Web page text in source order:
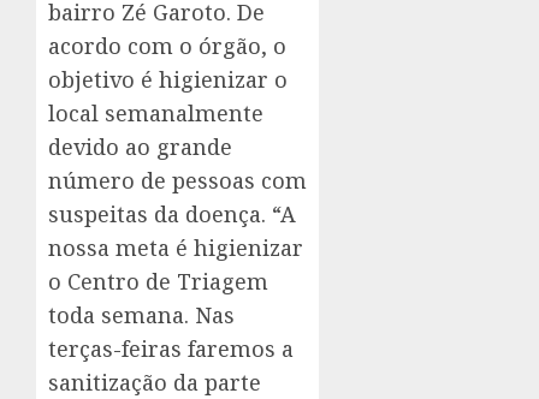
bairro Zé Garoto. De
acordo com o órgão, o
objetivo é higienizar o
local semanalmente
devido ao grande
número de pessoas com
suspeitas da doença. “A
nossa meta é higienizar
o Centro de Triagem
toda semana. Nas
terças-feiras faremos a
sanitização da parte